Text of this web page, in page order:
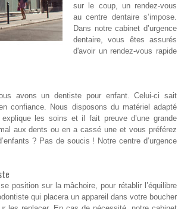
sur le coup, un rendez-vous
au centre dentaire s’impose.
Dans notre cabinet d’urgence
dentaire, vous êtes assurés
d'avoir un rendez-vous rapide
avons un dentiste pour enfant. Celui-ci sait
confiance. Nous disposons du matériel adapté
les soins et il fait preuve d’une grande
aux dents ou en a cassé une et vous préférez
? Pas de soucis ! Notre centre d’urgence
position sur la mâchoire, pour rétablir l’équilibre
qui placera un appareil dans votre boucher